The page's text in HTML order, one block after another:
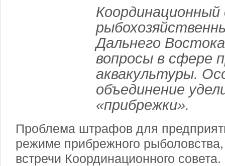
Координационный
Дальнего
вопросы в сфере
аквакультуры.
объединение
«прибрежки».
Проблема штрафов для
режиме прибрежного
встречи Координационного